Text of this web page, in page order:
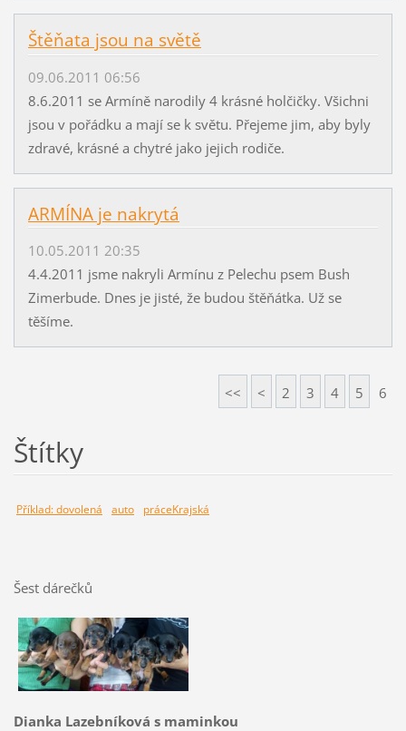
Štěňata jsou na světě
09.06.2011 06:56
8.6.2011 se Armíně narodily 4 krásné holčičky. Všichni
jsou v pořádku a mají se k světu. Přejeme jim, aby byly
zdravé, krásné a chytré jako jejich rodiče.
ARMÍNA je nakrytá
10.05.2011 20:35
4.4.2011 jsme nakryli Armínu z Pelechu psem Bush
Zimerbude. Dnes je jisté, že budou štěňátka. Už se
těšíme.
<< < 2 3 4 5 6
Štítky
Příklad: dovolená auto práceKrajská
Šest dárečků
Dianka Lazebníková s maminkou